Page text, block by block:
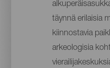
täynnä erilaisia
kiinnostavia
arkeologisia